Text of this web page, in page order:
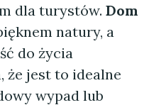
dla turystów. Dom
natury, a
do życia
że jest to idealne
wypad lub